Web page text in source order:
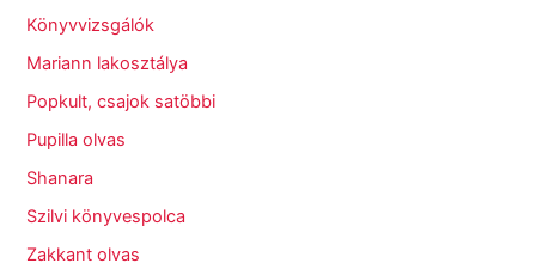
Könyvvizsgálók
Mariann lakosztálya
Popkult, csajok satöbbi
Pupilla olvas
Shanara
Szilvi könyvespolca
Zakkant olvas